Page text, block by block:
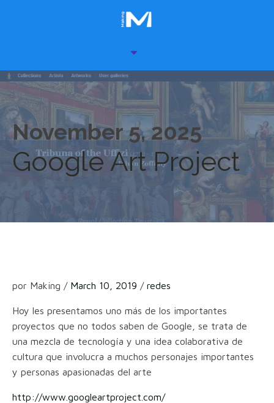
November 5, 2025
Google Art Project
por Making / March 10, 2019 / redes
Hoy les presentamos uno más de los importantes
proyectos que no todos saben de Google, se trata de
una mezcla de tecnología y una idea colaborativa de
cultura que involucra a muchos personajes importantes
y personas apasionadas del arte
http://www.googleartproject.com/